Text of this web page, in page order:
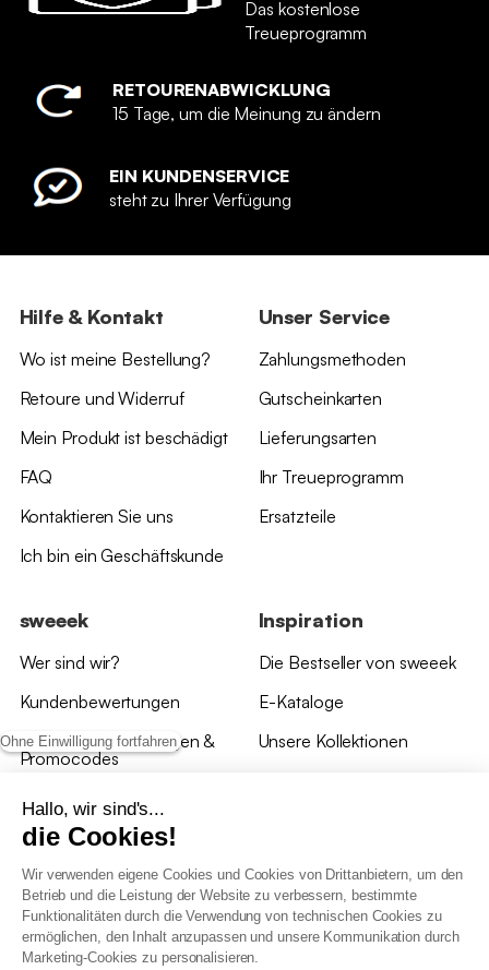
Ohne Einwilligung fortfahren
Hallo, wir sind's...
die Cookies!
Wir verwenden eigene Cookies und Cookies von Drittanbietern, um den
Betrieb und die Leistung der Website zu verbessern, bestimmte
Funktionalitäten durch die Verwendung von technischen Cookies zu
ermöglichen, den Inhalt anzupassen und unsere Kommunikation durch
Marketing-Cookies zu personalisieren.
Das kostenlose
Treueprogramm
RETOURENABWICKLUNG
15 Tage, um die Meinung zu ändern
EIN KUNDENSERVICE
steht zu Ihrer Verfügung
Hilfe & Kontakt
Wo ist meine Bestellung?
Retoure und Widerruf
Mein Produkt ist beschädigt
FAQ
Kontaktieren Sie uns
Ich bin ein Geschäftskunde
Unser Service
Zahlungsmethoden
Gutscheinkarten
Lieferungsarten
Ihr Treueprogramm
Ersatzteile
sweeek
Wer sind wir?
Kundenbewertungen
*Angebotsbedingungen &
Promocodes
Bewertungen von sweeek
Unsere Geschäfte
Inspiration
Die Bestseller von sweeek
E-Kataloge
Unsere Kollektionen